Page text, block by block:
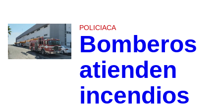
POLICIACA
Bomberos
atienden
incendios